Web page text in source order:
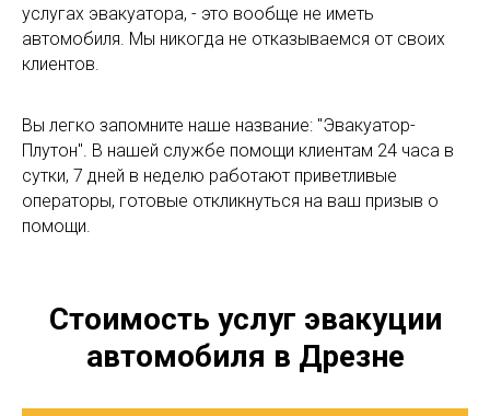
услугах эвакуатора, - это вообще не иметь
автомобиля. Мы никогда не отказываемся от своих
клиентов.
Вы легко запомните наше название: "Эвакуатор-
Плутон". В нашей службе помощи клиентам 24 часа в
сутки, 7 дней в неделю работают приветливые
операторы, готовые откликнуться на ваш призыв о
помощи.
Стоимость услуг эвакуции
автомобиля в Дрезне